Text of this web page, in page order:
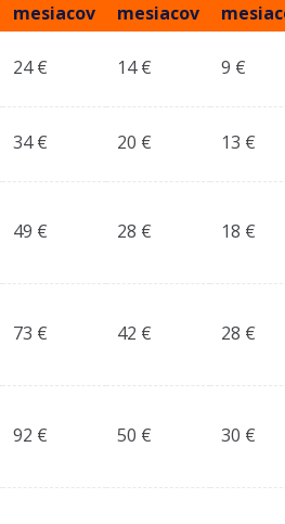
mesiacov
mesiacov
24 € 14 € 9 €
34 € 20 € 13 €
49 € 28 € 18 €
73 € 42 € 28 €
92 € 50 € 30 €